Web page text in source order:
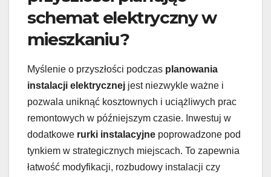
schemat elektryczny w
mieszkaniu?
Myślenie o przyszłości podczas planowania
instalacji elektrycznej jest niezwykle ważne i
pozwala uniknąć kosztownych i uciążliwych prac
remontowych w późniejszym czasie. Inwestuj w
dodatkowe rurki instalacyjne poprowadzone pod
tynkiem w strategicznych miejscach. To zapewnia
łatwość modyfikacji, rozbudowy instalacji czy